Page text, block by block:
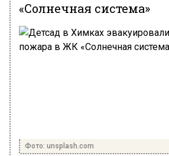
«Солнечная система»
Фото: unsplash.com